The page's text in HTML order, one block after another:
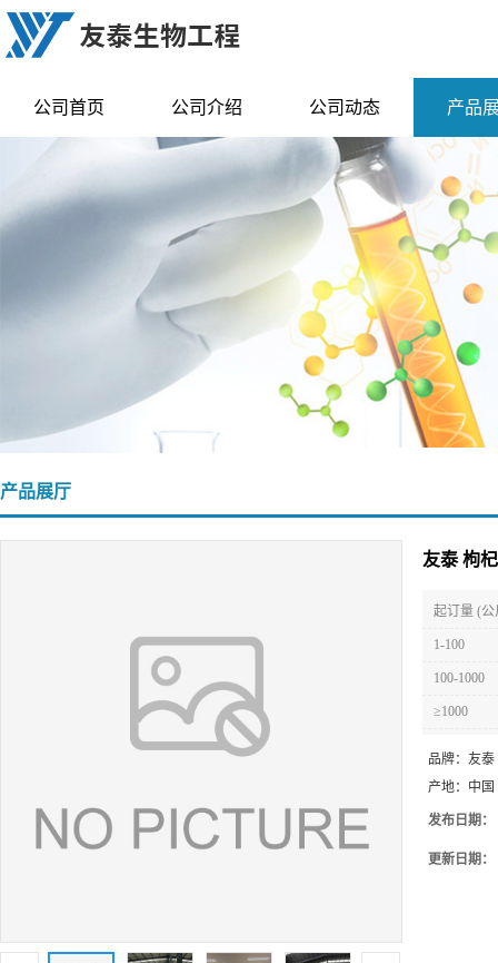
公司首页 公司介绍 公司动态 产品
产品展厅
友泰 枸
起订量 (公
1-100
100-1000
≥1000
品牌： 友泰
产地： 中国
发布日期：
更新日期：